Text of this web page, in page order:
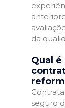
da
Qual
seguro